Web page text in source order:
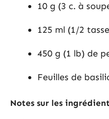
10 g (3 c. à
125 ml (1/2
450 g (1 lb) de
Feuilles de
Notes sur les